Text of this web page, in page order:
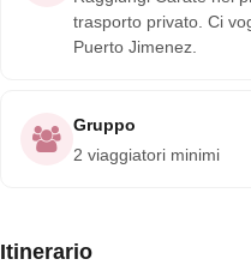
trasporto privato. Ci
Puerto Jimenez.
Gruppo
2 viaggiatori minimi
Itinerario